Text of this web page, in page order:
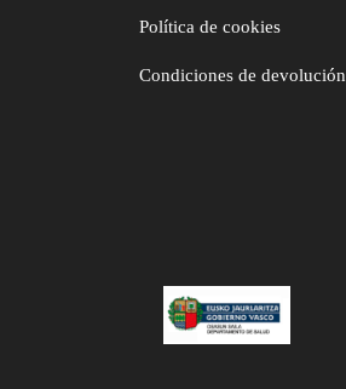
Política de cookies
Condiciones de devolución